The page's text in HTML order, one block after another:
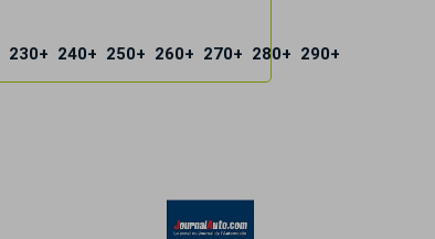
230+ 240+ 250+ 260+ 270+ 280+ 290+